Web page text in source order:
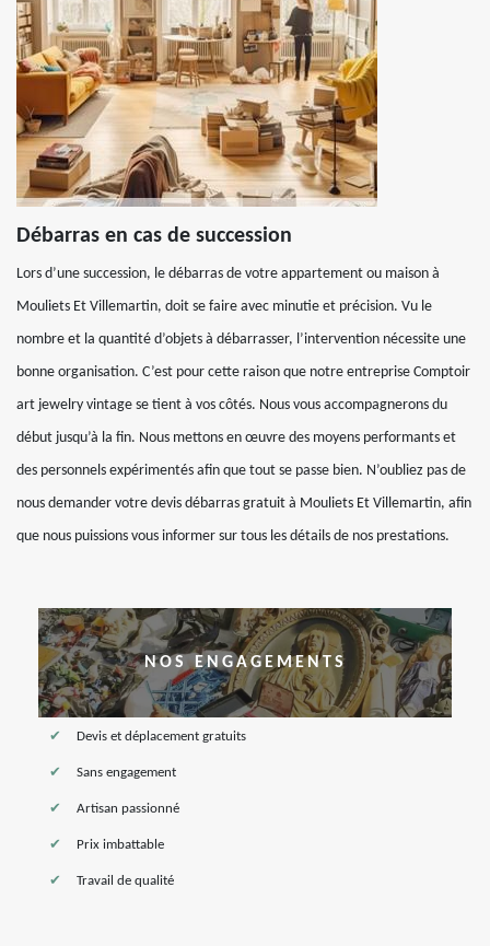
Débarras en cas de succession
Lors d’une succession, le débarras de votre appartement ou maison à
Mouliets Et Villemartin, doit se faire avec minutie et précision. Vu le
nombre et la quantité d’objets à débarrasser, l’intervention nécessite une
bonne organisation. C’est pour cette raison que notre entreprise Comptoir
art jewelry vintage se tient à vos côtés. Nous vous accompagnerons du
début jusqu’à la fin. Nous mettons en œuvre des moyens performants et
des personnels expérimentés afin que tout se passe bien. N’oubliez pas de
nous demander votre devis débarras gratuit à Mouliets Et Villemartin, afin
que nous puissions vous informer sur tous les détails de nos prestations.
NOS ENGAGEMENTS
Devis et déplacement gratuits
Sans engagement
Artisan passionné
Prix imbattable
Travail de qualité